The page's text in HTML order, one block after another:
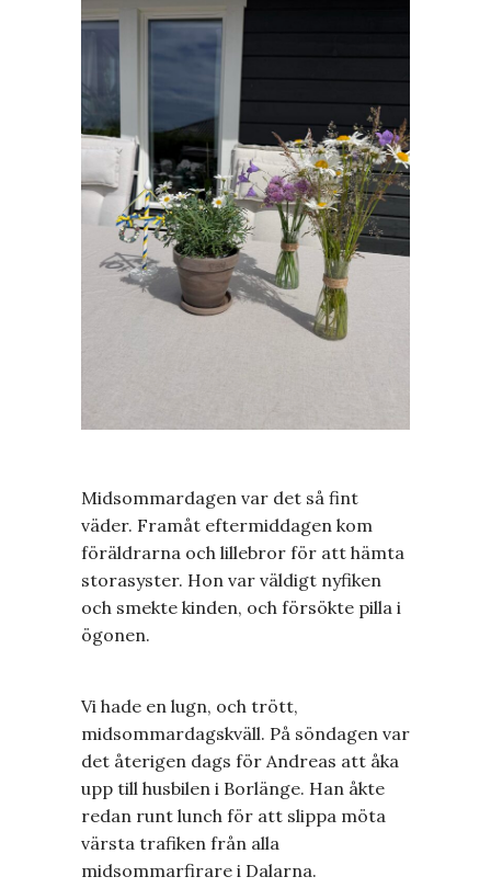
Midsommardagen var det så fint
väder. Framåt eftermiddagen kom
föräldrarna och lillebror för att hämta
storasyster. Hon var väldigt nyfiken
och smekte kinden, och försökte pilla i
ögonen.
Vi hade en lugn, och trött,
midsommardagskväll. På söndagen var
det återigen dags för Andreas att åka
upp till husbilen i Borlänge. Han åkte
redan runt lunch för att slippa möta
värsta trafiken från alla
midsommarfirare i Dalarna.